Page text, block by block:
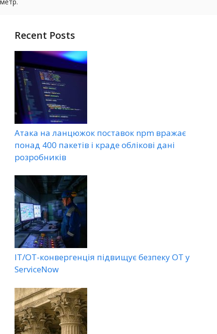
Recent Posts
Атака на ланцюжок поставок npm вражає
понад 400 пакетів і краде облікові дані
розробників
ІТ/ОТ-конвергенція підвищує безпеку ОТ у
ServiceNow